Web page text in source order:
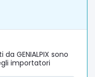
GENIALPIX sono
importatori